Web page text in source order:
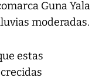
Guna Yala
moderadas.
estas